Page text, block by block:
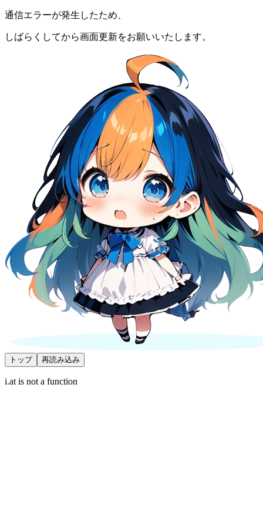
通信エラーが発生したため、
しばらくしてから画面更新をお願いいたします。
トップ 再読み込み
i.at is not a function